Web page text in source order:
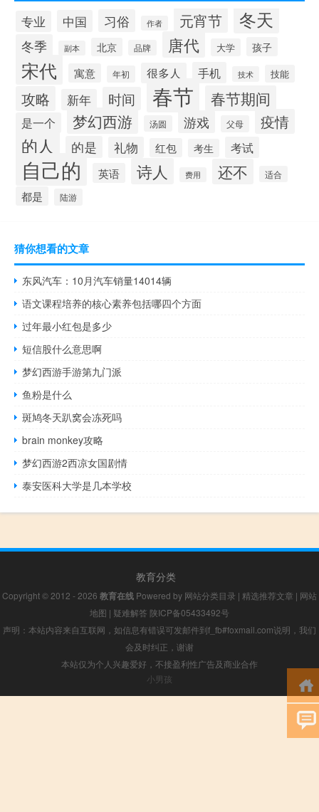
专业 中国 习俗 作者 元宵节 冬天
冬季 副本 北京 品牌 唐代 大学 孩子
宋代 寓意 年初 很多人 手机 技术 技能
攻略 新年 时间 春节 春节期间
是一个 梦幻西游 汤圆 游戏 父母 疫情
的人 的是 礼物 红包 考生 考试
自己的 英语 诗人 费用 还不 适合
都是 陆游
猜你想看的文章
东风汽车：10月汽车销量14014辆
语文课程培养的核心素养包括哪四个方面
过年最小红包是多少
短信股什么意思啊
梦幻西游手游第九门派
鱼粉是什么
斑鸠冬天趴窝会冻死吗
brain monkey攻略
梦幻西游2西凉女国剧情
泰安医科大学是几本学校
教育分类
Copyright © 2012 - 2026 教育在线 Powered by 网站分类目录 | 精选推荐文章 | 网站
地图 | 疑难解答 陕ICP备05433492号
声明：本站内容来自互联网，如信息有错误可发邮件到f_fb#foxmail.com说明，我们
会及时纠正，谢谢
本站仅为个人兴趣爱好，不接盈利性广告及商业合作
小男孩